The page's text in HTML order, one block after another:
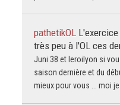
pathetikOL
très peu à l'OL ces
Juni 38 et leroilyon si
saison dernière et du
mieux pour vous ... moi je